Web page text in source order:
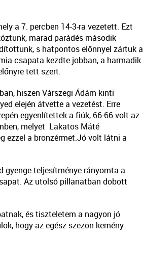
a 7. percben 14-3-ra vezetett. Ezt
marad parádés második
s hatpontos előnnyel zártuk
csapata kezdte jobban, a harmadik
tett szert.
hiszen Várszegi Ádám kinti
elején átvette a vezetést. Erre
egyenlítettek a fiúk, 66-66 volt az
melyet Lakatos Máté
ezzel a bronzérmet.Jó volt látni a
gyenge teljesítménye rányomta a
Az utolsó pillanatban dobott
és tiszteletem a nagyon jó
hogy az egész szezon kemény